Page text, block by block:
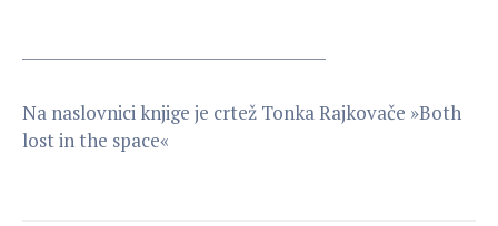
Na naslovnici knjige je crtež Tonka Rajkovače »Both
lost in the space«